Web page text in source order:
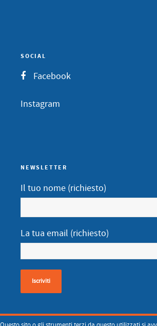
SOCIAL
Facebook
Instagram
NEWSLETTER
Il tuo nome (richiesto)
La tua email (richiesto)